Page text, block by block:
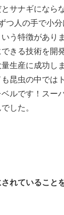
サナギになら
つ人の手で小
う特徴があり
きる技術を開
生産に成功し
昆虫の中では
ルです！スー
した。
れていること